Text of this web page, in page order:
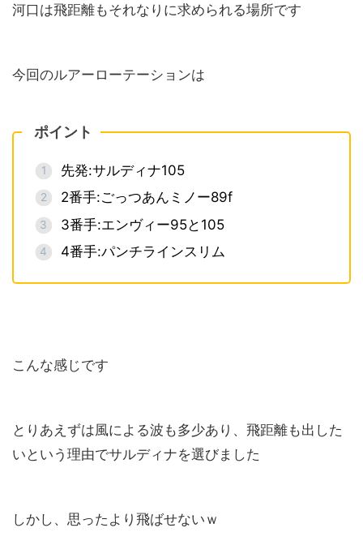
河口は飛距離もそれなりに求められる場所です
今回のルアーローテーションは
ポイント
先発:サルディナ105
2番手:ごっつあんミノー89f
3番手:エンヴィー95と105
4番手:パンチラインスリム
こんな感じです
とりあえずは風による波も多少あり、飛距離も出した
いという理由でサルディナを選びました
しかし、思ったより飛ばせないｗ